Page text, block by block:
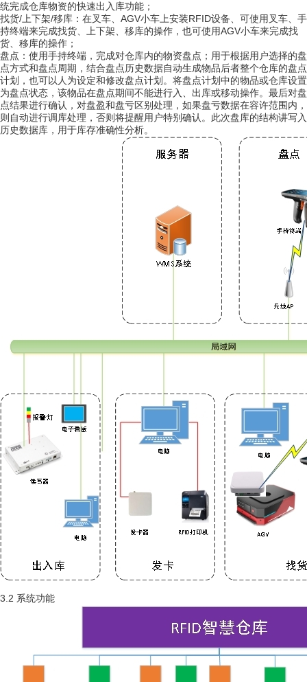
统完成仓库物资的快速出入库功能 ；
找货/上下架/移库：在叉车、 AGV小车上安装RFID设备、可使用叉车、手
持终端来完成找货、上下架、移库的操作，也可使用AGV小车来完成找
货
移库的操作 ；
盘点 ：使用手持终端，完成对仓库内的物资盘点；用于根据用户选择的盘
点方式和盘点周期，结合盘点历史数据自动生成物品后者整个仓库的盘点
计划，也可以人为设定和修改盘点计划。将盘点计划中的物品或仓库设置
为盘点状态，该物品在盘点期间不能进行入、出库或移动操作。最后对盘
点结果进行确认，对盘盈和盘亏区别处理，如果盘亏数据在容许范围内，
则自动进行调库处理，否则将提醒用户特别确认。此次盘库的结构讲写入
历史数据库，用于库存准确性分析。
3.2 系统功能